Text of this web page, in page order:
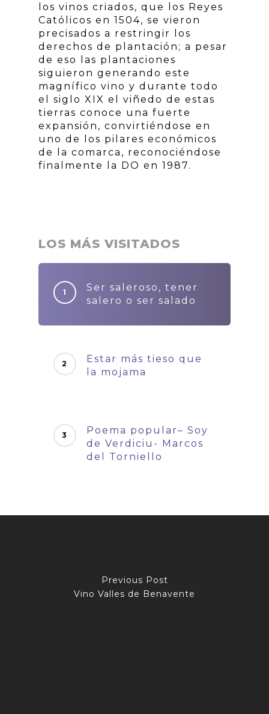
los vinos criados, que los Reyes
Católicos en 1504, se vieron
precisados a restringir los
derechos de plantación; a pesar
de eso las plantaciones
siguieron generando este
magnífico vino y durante todo
el siglo XIX el viñedo de estas
tierras conoce una fuerte
expansión, convirtiéndose en
uno de los pilares económicos
de la comarca, reconociéndose
finalmente la DO en 1987.
LOS MÁS VISITADOS
Ser saleroso, tener
salero o ser salado
Estar más tieso que
la mojama
Poema popular– Soy
de Verdiciu- Marcos
del Torniello
Previous Post
Vino Valles de Benavente